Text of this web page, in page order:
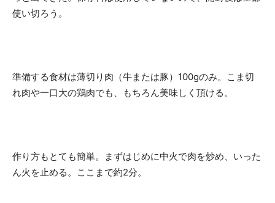
使い切ろう。
準備する食材は薄切り肉（牛または豚）100gのみ。こま切
れ肉や一口大の鶏肉でも、もちろん美味しく頂ける。
作り方もとても簡単。まずはじめに中火で肉を炒め、いった
ん火を止める。ここまで約2分。